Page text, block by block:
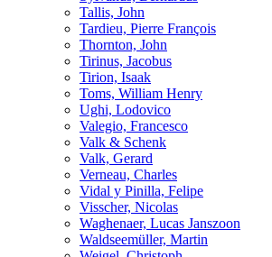
Tallis, John
Tardieu, Pierre François
Thornton, John
Tirinus, Jacobus
Tirion, Isaak
Toms, William Henry
Ughi, Lodovico
Valegio, Francesco
Valk & Schenk
Valk, Gerard
Verneau, Charles
Vidal y Pinilla, Felipe
Visscher, Nicolas
Waghenaer, Lucas Janszoon
Waldseemüller, Martin